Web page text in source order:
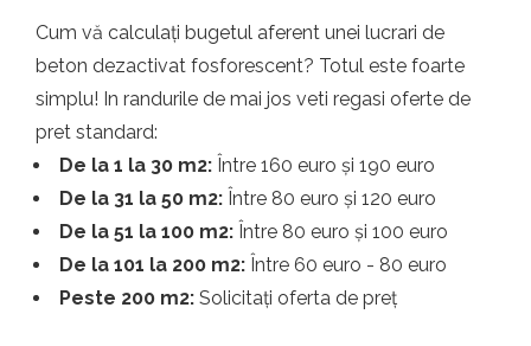
Cum vă calculați bugetul aferent unei lucrari de
beton dezactivat fosforescent? Totul este foarte
simplu! In randurile de mai jos veti regasi oferte de
pret standard:
De la 1 la 30 m2: Între 160 euro și 190 euro
De la 31 la 50 m2: Între 80 euro și 120 euro
De la 51 la 100 m2: Între 80 euro și 100 euro
De la 101 la 200 m2: Între 60 euro - 80 euro
Peste 200 m2: Solicitați oferta de preț